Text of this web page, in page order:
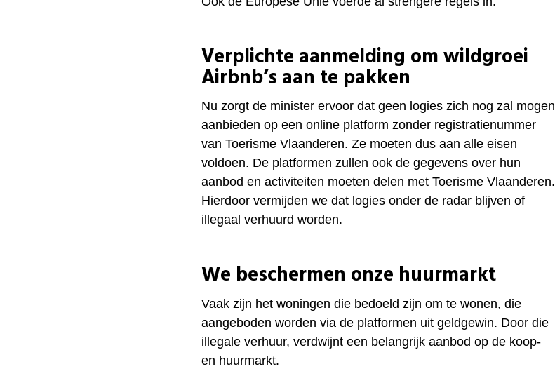
Verplichte aanmelding om wildgroei
Airbnb’s aan te pakken
Nu zorgt de minister ervoor dat geen logies zich nog zal mogen
aanbieden op een online platform zonder registratienummer
van Toerisme Vlaanderen. Ze moeten dus aan alle eisen
voldoen. De platformen zullen ook de gegevens over hun
aanbod en activiteiten moeten delen met Toerisme Vlaanderen.
Hierdoor vermijden we dat logies onder de radar blijven of
illegaal verhuurd worden.
We beschermen onze huurmarkt
Vaak zijn het woningen die bedoeld zijn om te wonen, die
aangeboden worden via de platformen uit geldgewin. Door die
illegale verhuur, verdwijnt een belangrijk aanbod op de koop-
en huurmarkt.